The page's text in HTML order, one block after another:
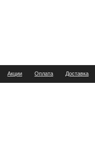
Акции Оплата Доставка